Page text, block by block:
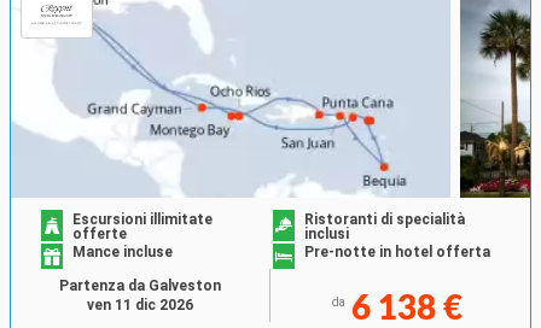
Escursioni illimitate
offerte
Ristoranti di specialità
inclusi
Mance incluse
Pre-notte in hotel offerta
da 6 138 €
Partenza da Galveston
ven 11 dic 2026